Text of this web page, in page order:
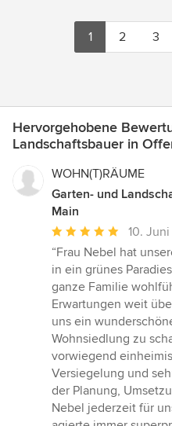
1 2 3
Hervorgehobene
Landschaftsbauer in
WOHN(T)RÄUME
Garten- und
Main
Durchschnittliche
Bewertung:
5
von
5
Sternen
10.
“Frau Nebel hat
in ein grünes
ganze Familie
Erwartungen weit
uns ein
Wohnsiedlung zu
vorwiegend
Versiegelung und
der Planung,
Nebel jederzeit für